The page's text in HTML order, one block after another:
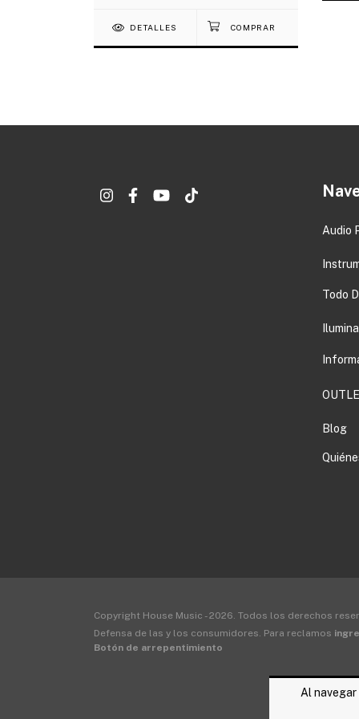
Al
DETALLES
Audio
Todo
Blog
Copyright House Music - 2026. Todos los derechos
Defensa de las y los consumidores. Para reclamos
Botón de arrepentimiento